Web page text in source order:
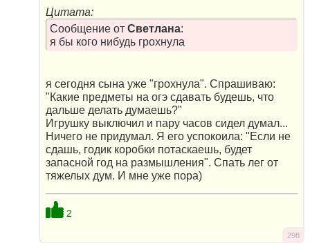
Цитата:
Сообщение от Светлана:
я бы кого нибудь грохнула
я сегодня сына уже "грохнула". Спрашиваю:
"Какие предметы на огэ сдавать будешь, что
дальше делать думаешь?"
Игрушку выключил и пару часов сидел думал...
Ничего не придумал. Я его успокоила: "Если не
сдашь, годик коробки потаскаешь, будет
запасной год на размышления". Спать лег от
тяжелых дум. И мне уже пора)
2
298